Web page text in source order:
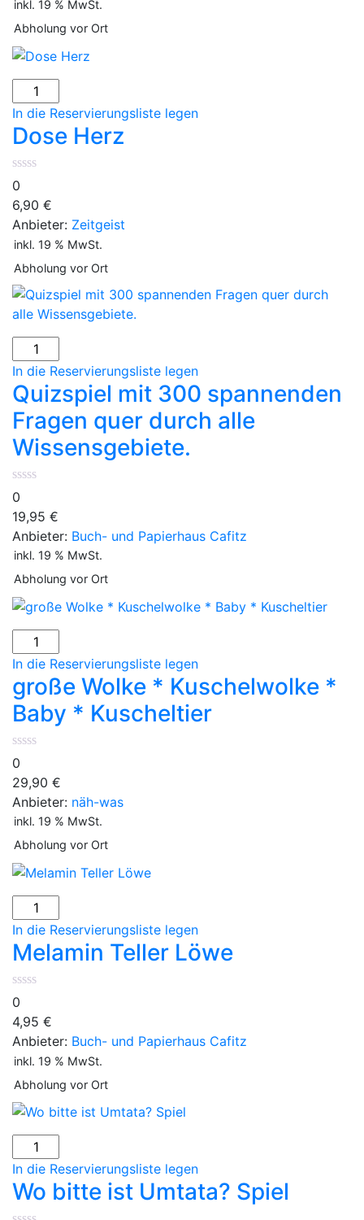
inkl. 19 % MwSt.
Abholung vor Ort
Dose
Herz
Menge
In die Reservierungsliste legen
Dose Herz
0
6,90 €
Anbieter: Zeitgeist
inkl. 19 % MwSt.
Abholung vor Ort
Quizspiel
mit
300
spannenden
Fragen
quer
alle
Wissensgebiete.
Menge
In die Reservierungsliste legen
Quizspiel mit 300 spannenden
Fragen quer durch alle
Wissensgebiete.
0
19,95 €
Anbieter: Buch- und Papierhaus Cafitz
inkl. 19 % MwSt.
Abholung vor Ort
große
Wolke
Kuschelwolke
*
Baby
*
Kuscheltier
Menge
In die Reservierungsliste legen
große Wolke * Kuschelwolke *
Baby * Kuscheltier
0
29,90 €
Anbieter: näh-was
inkl. 19 % MwSt.
Abholung vor Ort
Melamin
Teller
Löwe
Menge
In die Reservierungsliste legen
Melamin Teller Löwe
0
4,95 €
Anbieter: Buch- und Papierhaus Cafitz
inkl. 19 % MwSt.
Abholung vor Ort
bitte
ist
Umtata?
In die Reservierungsliste legen
Wo bitte ist Umtata? Spiel